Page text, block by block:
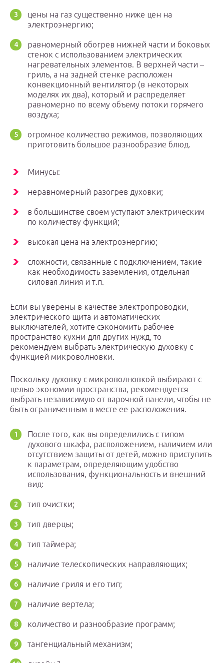
цены на газ существенно ниже цен на
электроэнергию;
равномерный обогрев нижней части и боковых
стенок с использованием электрических
нагревательных элементов. В верхней части –
гриль, а на задней стенке расположен
конвекционный вентилятор (в некоторых
моделях их два), который и распределяет
равномерно по всему объему потоки горячего
воздуха;
огромное количество режимов, позволяющих
приготовить большое разнообразие блюд.
Минусы:
неравномерный разогрев духовки;
в большинстве своем уступают электрическим
по количеству функций;
высокая цена на электроэнергию;
сложности, связанные с подключением, такие
как необходимость заземления, отдельная
силовая линия и т.п.
Если вы уверены в качестве электропроводки,
электрического щита и автоматических
выключателей, хотите сэкономить рабочее
пространство кухни для других нужд, то
рекомендуем выбрать электрическую духовку с
функцией микроволновки.
Поскольку духовку с микроволновкой выбирают с
целью экономии пространства, рекомендуется
выбрать независимую от варочной панели, чтобы не
быть ограниченным в месте ее расположения.
После того, как вы определились с типом
духового шкафа, расположением, наличием или
отсутствием защиты от детей, можно приступить
к параметрам, определяющим удобство
использования, функциональность и внешний
вид:
тип очистки;
тип дверцы;
тип таймера;
наличие телескопических направляющих;
наличие гриля и его тип;
наличие вертела;
количество и разнообразие программ;
тангенциальный механизм;